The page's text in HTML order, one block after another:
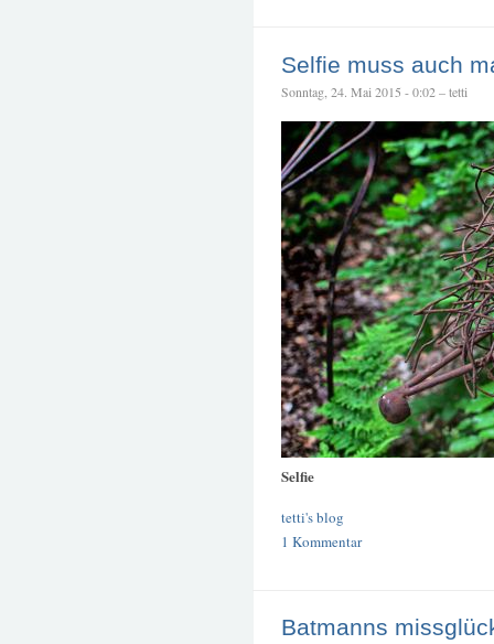
Selfie muss auch
Sonntag, 24. Mai 2015 - 0:02 – tetti
Selfie
tetti's blog
1 Kommentar
Batmanns